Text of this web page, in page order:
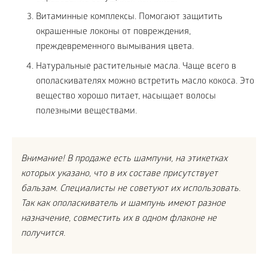
Витаминные комплексы. Помогают защитить
окрашенные локоны от повреждения,
преждевременного вымывания цвета.
Натуральные растительные масла. Чаще всего в
ополаскивателях можно встретить масло кокоса. Это
вещество хорошо питает, насыщает волосы
полезными веществами.
Внимание! В продаже есть шампуни, на этикетках
которых указано, что в их составе присутствует
бальзам. Специалисты не советуют их использовать.
Так как ополаскиватель и шампунь имеют разное
назначение, совместить их в одном флаконе не
получится.